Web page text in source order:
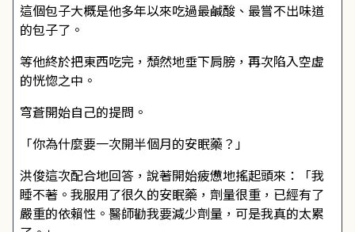
這個包子大概是他多年以來吃過最鹹酸、最嘗不出味道
的包子了。
等他終於把東西吃完，頹然地垂下肩膀，再次陷入空虛
的恍惚之中。
穹蒼開始自己的提問。
「你為什麼要一次開半個月的安眠藥？」
洪俊這次配合地回答，說著開始疲憊地搖起頭來：「我
睡不著。我服用了很久的安眠藥，劑量很重，已經有了
嚴重的依賴性。醫師勸我要減少劑量，可是我真的太累